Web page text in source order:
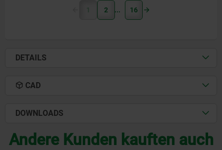
1 2 16
DETAILS
CAD
DOWNLOADS
Andere Kunden kauften auch